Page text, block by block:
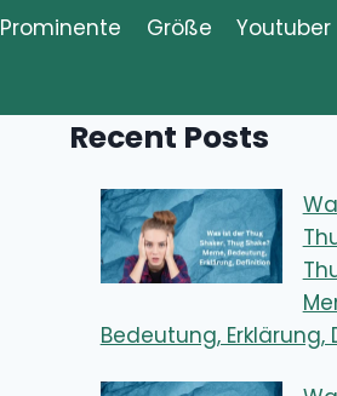
Prominente Größe
Youtuber
Recent Posts
Bedeutung, Erklärung,